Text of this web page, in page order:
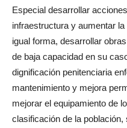
Especial desarrollar
infraestructura y aumentar
igual forma, desarrollar
de baja capacidad en su
dignificación penitenciaria
mantenimiento y mejora
mejorar el equipamiento de
clasificación de la población,